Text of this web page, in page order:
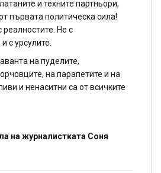
и техните партньори,
първата политическа сила!
Не с
с урсулите.
на пуделите,
на парапетите и на
и ненаситни са от всичките
на журналистката Соня